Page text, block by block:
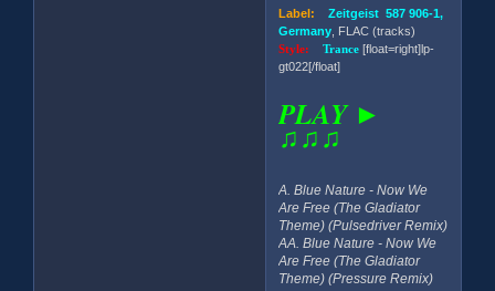
Label: Zeitgeist 587 906-1,
Germany , FLAC (tracks)
Style:Trance [float=right]lp-
gt022[/float]
PLAY ►
♫♫♫
A. Blue Nature - Now We
Are Free (The Gladiator
Theme) (Pulsedriver Remix)
AA. Blue Nature - Now We
Are Free (The Gladiator
Theme) (Pressure Remix)